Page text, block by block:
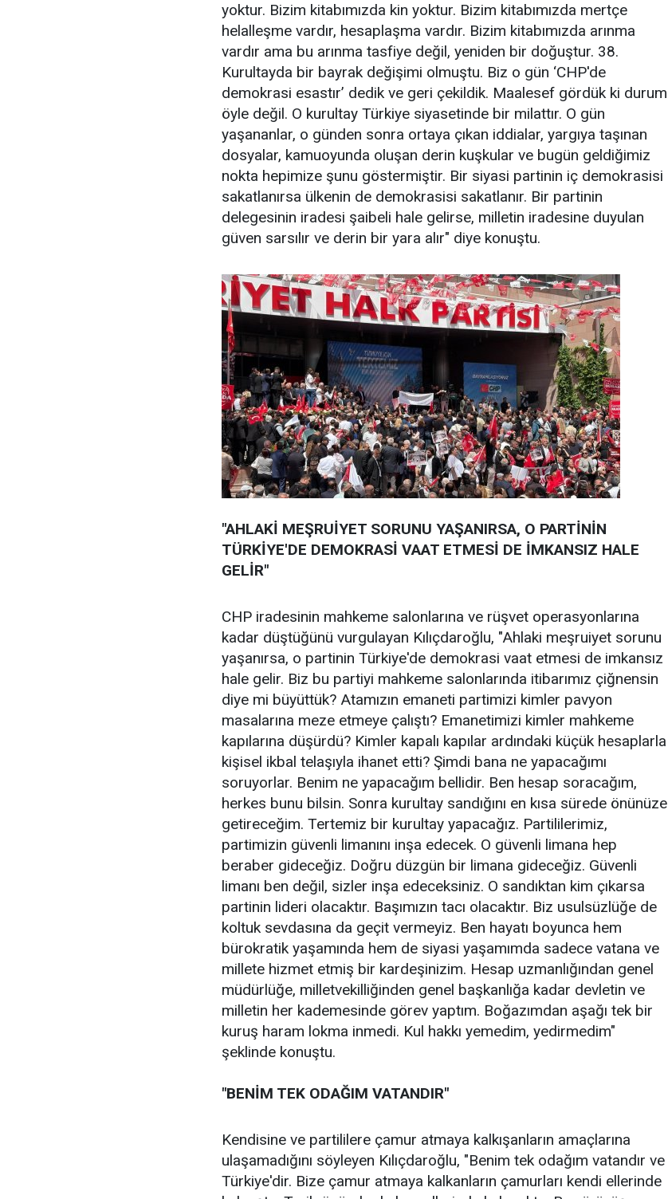
yoktur. Bizim kitabımızda kin yoktur. Bizim kitabımızda mertçe
helalleşme vardır, hesaplaşma vardır. Bizim kitabımızda arınma
vardır ama bu arınma tasfiye değil, yeniden bir doğuştur. 38.
Kurultayda bir bayrak değişimi olmuştu. Biz o gün ‘CHP'de
demokrasi esastır’ dedik ve geri çekildik. Maalesef gördük ki durum
öyle değil. O kurultay Türkiye siyasetinde bir milattır. O gün
yaşananlar, o günden sonra ortaya çıkan iddialar, yargıya taşınan
dosyalar, kamuoyunda oluşan derin kuşkular ve bugün geldiğimiz
nokta hepimize şunu göstermiştir. Bir siyasi partinin iç demokrasisi
sakatlanırsa ülkenin de demokrasisi sakatlanır. Bir partinin
delegesinin iradesi şaibeli hale gelirse, milletin iradesine duyulan
güven sarsılır ve derin bir yara alır" diye konuştu.
"AHLAKİ MEŞRUİYET SORUNU YAŞANIRSA, O PARTİNİN
TÜRKİYE'DE DEMOKRASİ VAAT ETMESİ DE İMKANSIZ HALE
GELİR"
CHP iradesinin mahkeme salonlarına ve rüşvet operasyonlarına
kadar düştüğünü vurgulayan Kılıçdaroğlu, "Ahlaki meşruiyet sorunu
yaşanırsa, o partinin Türkiye'de demokrasi vaat etmesi de imkansız
hale gelir. Biz bu partiyi mahkeme salonlarında itibarımız çiğnensin
diye mi büyüttük? Atamızın emaneti partimizi kimler pavyon
masalarına meze etmeye çalıştı? Emanetimizi kimler mahkeme
kapılarına düşürdü? Kimler kapalı kapılar ardındaki küçük hesaplarla
kişisel ikbal telaşıyla ihanet etti? Şimdi bana ne yapacağımı
soruyorlar. Benim ne yapacağım bellidir. Ben hesap soracağım,
herkes bunu bilsin. Sonra kurultay sandığını en kısa sürede önünüze
getireceğim. Tertemiz bir kurultay yapacağız. Partililerimiz,
partimizin güvenli limanını inşa edecek. O güvenli limana hep
beraber gideceğiz. Doğru düzgün bir limana gideceğiz. Güvenli
limanı ben değil, sizler inşa edeceksiniz. O sandıktan kim çıkarsa
partinin lideri olacaktır. Başımızın tacı olacaktır. Biz usulsüzlüğe de
koltuk sevdasına da geçit vermeyiz. Ben hayatı boyunca hem
bürokratik yaşamında hem de siyasi yaşamımda sadece vatana ve
millete hizmet etmiş bir kardeşinizim. Hesap uzmanlığından genel
müdürlüğe, milletvekilliğinden genel başkanlığa kadar devletin ve
milletin her kademesinde görev yaptım. Boğazımdan aşağı tek bir
kuruş haram lokma inmedi. Kul hakkı yemedim, yedirmedim"
şeklinde konuştu.
"BENİM TEK ODAĞIM VATANDIR"
Kendisine ve partililere çamur atmaya kalkışanların amaçlarına
ulaşamadığını söyleyen Kılıçdaroğlu, "Benim tek odağım vatandır ve
Türkiye'dir. Bize çamur atmaya kalkanların çamurları kendi ellerinde